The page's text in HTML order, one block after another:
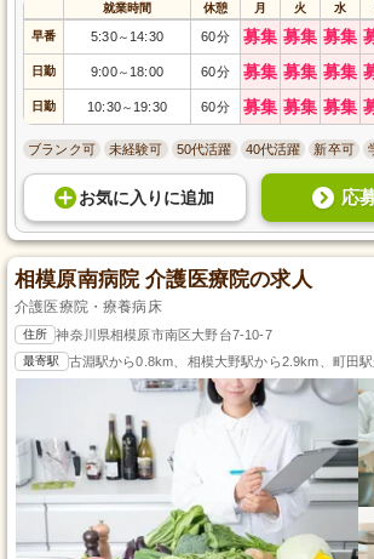
就業時間 休憩 月 火 水
早番 5:30～ 14:30 60分 募集 募集 募集
日勤 9:00～ 18:00 60分 募集 募集 募集
日勤 10:30～ 19:30 60分 募集 募集 募集
ブランク可 未経験可 50代活躍 40代活躍 新卒可
お気に入り に追加 応
相模原南病院 介護医療院の求人
介護医療院・療養病床
住所 神奈川県相模原市南区大野台7-10-7
最寄駅 古淵駅から0.8km、相模大野駅から2.9km、町田